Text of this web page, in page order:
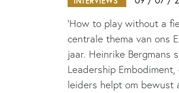
‘How to play without a
centrale thema van ons
jaar. Heinrike Bergmans
Leadership
leiders helpt om bewust